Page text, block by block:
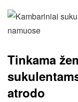
Tinkama
atrodo